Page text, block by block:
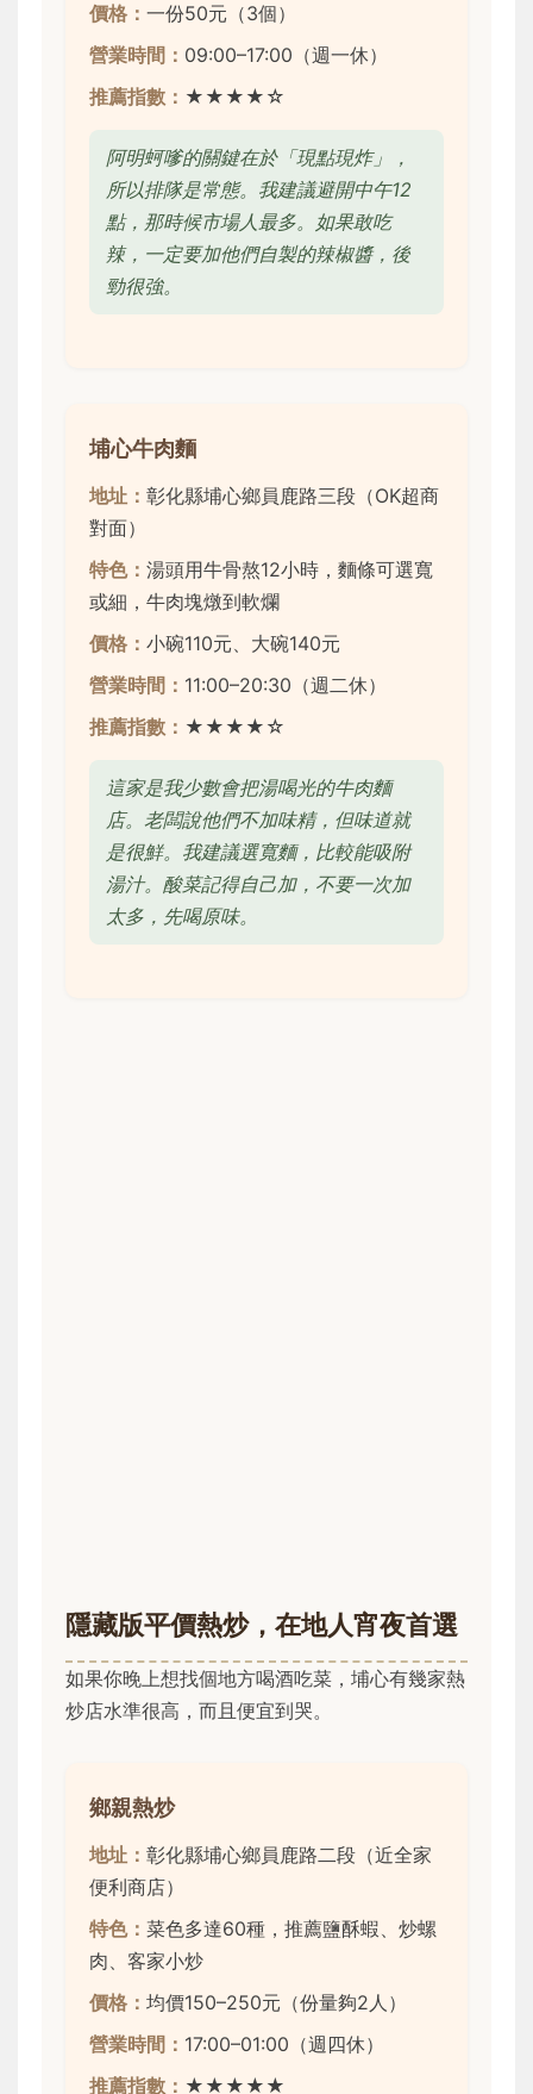
價格： 一份50元（3個）
營業時間： 09:00–17:00（週一休）
推薦指數： ★★★★☆
阿明蚵嗲的關鍵在於「現點現炸」，
所以排隊是常態。我建議避開中午12
點，那時候市場人最多。如果敢吃
辣，一定要加他們自製的辣椒醬，後
勁很強。
埔心牛肉麵
地址： 彰化縣埔心鄉員鹿路三段（OK超商
對面）
特色： 湯頭用牛骨熬12小時，麵條可選寬
或細，牛肉塊燉到軟爛
價格： 小碗110元、大碗140元
營業時間： 11:00–20:30（週二休）
推薦指數： ★★★★☆
這家是我少數會把湯喝光的牛肉麵
店。老闆說他們不加味精，但味道就
是很鮮。我建議選寬麵，比較能吸附
湯汁。酸菜記得自己加，不要一次加
太多，先喝原味。
隱藏版平價熱炒，在地人宵夜首選
如果你晚上想找個地方喝酒吃菜，埔心有幾家熱
炒店水準很高，而且便宜到哭。
鄉親熱炒
地址： 彰化縣埔心鄉員鹿路二段（近全家
便利商店）
特色： 菜色多達60種，推薦鹽酥蝦、炒螺
肉、客家小炒
價格： 均價150–250元（份量夠2人）
營業時間： 17:00–01:00（週四休）
推薦指數： ★★★★★